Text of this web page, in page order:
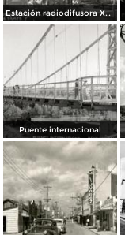
Estación radiodifusora XED de 10,000 watts
Puente internacional